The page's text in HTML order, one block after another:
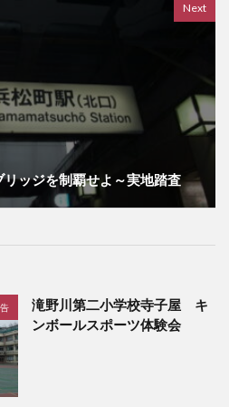
Next
ッジを制覇せよ～実地踏査
滝野川第二小学校寺子屋 キ
ンボールスポーツ体験会